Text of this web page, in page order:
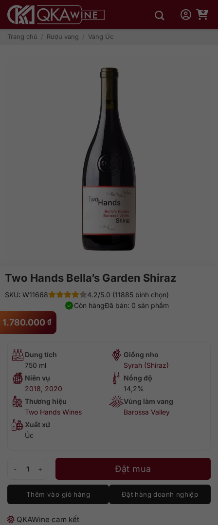
qua
dungTrang chủ / Rượu vang / Vang Úc
Two Hands Bella’s Garden Shiraz
1.780.000 ₫
SKU: W11668
4.2/5.0 (11885 bình chọn)
Đã bán: 0 sản phẩm
Còn hàng
Dung tích
750 ml
Giống nho
Syrah (Shiraz)
Niên vụ
2018 2020
Nồng độ
14,2%
Thương hiệu
Two Hands Wines
Vùng làm vang
Barossa Valley
Xuất xứ
Úc
Two Hands Bella’s Garden Shiraz số lượngĐặt mua
Thêm vào giỏ hàng Đặt hàng doanh nghiệp
QKAWine cam kết